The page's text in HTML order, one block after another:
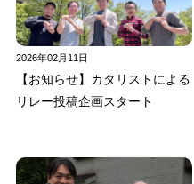
2026年02月11日
【お知らせ】カタリストによる
リレー投稿企画スタート